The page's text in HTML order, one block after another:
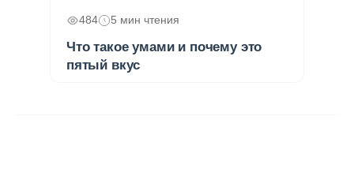
484 5 мин чтения
Что такое умами и почему это
пятый вкус